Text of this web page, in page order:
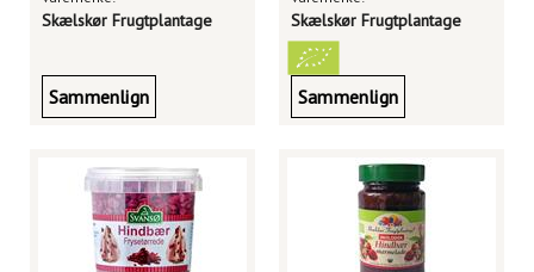
Skælskør Frugtplantage
Sammenlign
Skælskør Frugtplantage
Sammenlign